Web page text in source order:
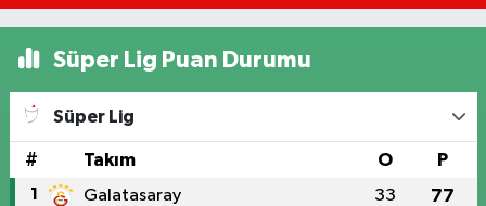
Süper Lig Puan Durumu
Süper Lig
# Takım O P
1 Galatasaray 33 77